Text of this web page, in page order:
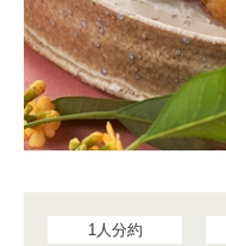
1人分約